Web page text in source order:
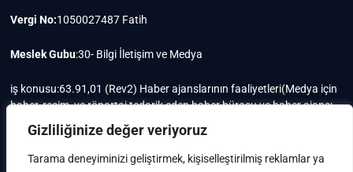
Gizliliğinize değer veriyoruz
Tarama deneyiminizi geliştirmek, kişiselleştirilmiş reklamlar ya
Vergi No:1050027487 Fatih
Meslek Gubu:30- Bilgi İletişim ve Medya
iş konusu:63.91,01 (Rev2) Haber ajanslarının faaliyetleri(Medya için
haber, resim, ve röportaj tedarik eden haber bürosu ve haber ajansı
faaliyetleri)iştigal konusu ile ilgili olarak fotoğrafçılık, filimcilik,
yayıncılık, prodöktörlük, reklamcılık işleri ile Ana sözleşmede yazılı
olan diğer işleri yapar.